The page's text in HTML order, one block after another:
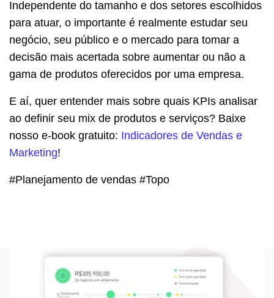
Independente do tamanho e dos setores escolhidos
para atuar, o importante é realmente estudar seu
negócio, seu público e o mercado para tomar a
decisão mais acertada sobre aumentar ou não a
gama de produtos oferecidos por uma empresa.
E aí, quer entender mais sobre quais KPIs analisar
ao definir seu mix de produtos e serviços? Baixe
nosso e-book gratuito: Indicadores de Vendas e
Marketing!
#Planejamento de vendas #Topo